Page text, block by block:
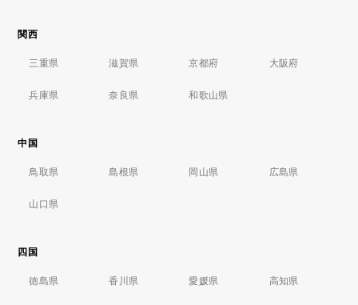
関西
三重県 滋賀県 京都府 大阪府
兵庫県 奈良県 和歌山県
中国
鳥取県 島根県 岡山県 広島県
山口県
四国
徳島県 香川県 愛媛県 高知県